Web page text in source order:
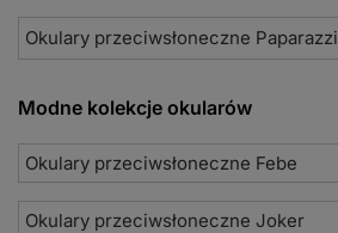
Okulary przeciwsłoneczne Paparazzi
Modne kolekcje okularów
Okulary przeciwsłoneczne Febe
Okulary przeciwsłoneczne Joker